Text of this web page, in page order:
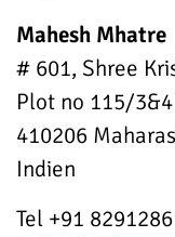
Mahesh Mhatre
# 601, Shree
Plot no 115/
410206
Indien
Tel +91